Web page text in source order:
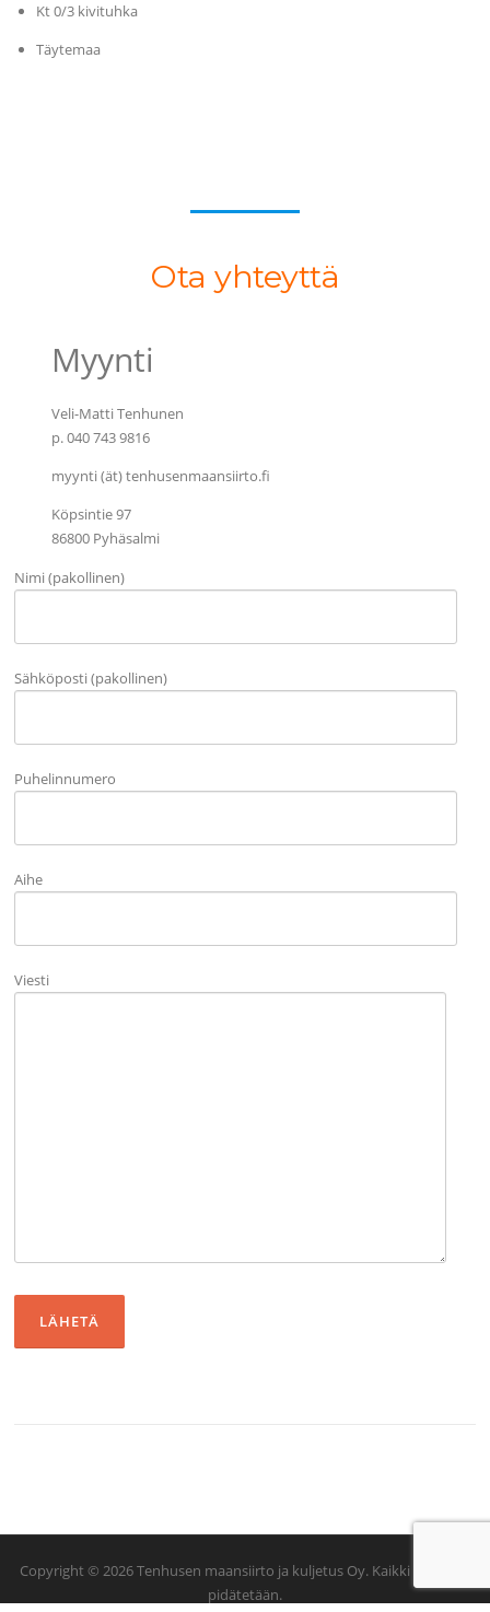
Kt 0/3 kivituhka
Täytemaa
Ota yhteyttä
Myynti
Veli-Matti Tenhunen
p. 040 743 9816
myynti (ät) tenhusenmaansiirto.fi
Köpsintie 97
86800 Pyhäsalmi
Nimi (pakollinen)
Sähköposti (pakollinen)
Puhelinnumero
Aihe
Viesti
Copyright © 2026 Tenhusen maansiirto ja kuljetus Oy. Kaikki oikeudet
pidätetään.